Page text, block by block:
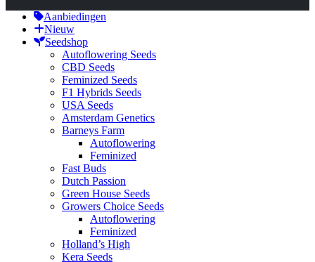
Aanbiedingen
Nieuw
Seedshop
Autoflowering Seeds
CBD Seeds
Feminized Seeds
F1 Hybrids Seeds
USA Seeds
Amsterdam Genetics
Barneys Farm
Autoflowering
Feminized
Fast Buds
Dutch Passion
Green House Seeds
Growers Choice Seeds
Autoflowering
Feminized
Holland’s High
Kera Seeds